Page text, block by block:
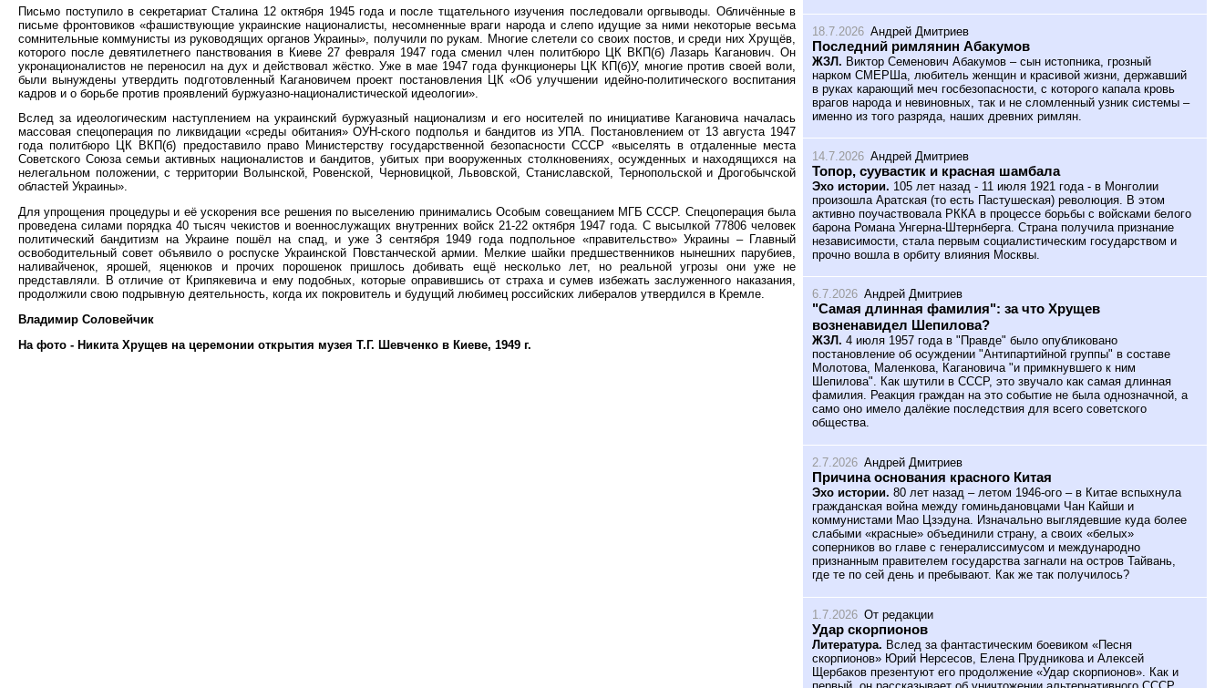
Письмо поступило в секретариат Сталина 12 октября 1945 года и после тщательного изучения последовали оргвыводы. Обличённые в
письме фронтовиков «фашиствующие украинские националисты, несомненные враги народа и слепо идущие за ними некоторые весьма
сомнительные коммунисты из руководящих органов Украины», получили по рукам. Многие слетели со своих постов, и среди них Хрущёв,
которого после девятилетнего панствования в Киеве 27 февраля 1947 года сменил член политбюро ЦК ВКП(б) Лазарь Каганович. Он
укронационалистов не переносил на дух и действовал жёстко. Уже в мае 1947 года функционеры ЦК КП(б)У, многие против своей воли,
были вынуждены утвердить подготовленный Кагановичем проект постановления ЦК «Об улучшении идейно-политического воспитания
кадров и о борьбе против проявлений буржуазно-националистической идеологии».
Вслед за идеологическим наступлением на украинский буржуазный национализм и его носителей по инициативе Кагановича началась
массовая спецоперация по ликвидации «среды обитания» ОУН-ского подполья и бандитов из УПА. Постановлением от 13 августа 1947
года политбюро ЦК ВКП(б) предоставило право Министерству государственной безопасности СССР «выселять в отдаленные места
Советского Союза семьи активных националистов и бандитов, убитых при вооруженных столкновениях, осужденных и находящихся на
нелегальном положении, с территории Волынской, Ровенской, Черновицкой, Львовской, Станиславской, Тернопольской и Дрогобычской
областей Украины».
Для упрощения процедуры и её ускорения все решения по выселению принимались Особым совещанием МГБ СССР. Спецоперация была
проведена силами порядка 40 тысяч чекистов и военнослужащих внутренних войск 21-22 октября 1947 года. С высылкой 77806 человек
политический бандитизм на Украине пошёл на спад, и уже 3 сентября 1949 года подпольное «правительство» Украины – Главный
освободительный совет объявило о роспуске Украинской Повстанческой армии. Мелкие шайки предшественников нынешних парубиев,
наливайченок, ярошей, яценюков и прочих порошенок пришлось добивать ещё несколько лет, но реальной угрозы они уже не
представляли. В отличие от Крипякевича и ему подобных, которые оправившись от страха и сумев избежать заслуженного наказания,
продолжили свою подрывную деятельность, когда их покровитель и будущий любимец российских либералов утвердился в Кремле.
Владимир Соловейчик
На фото - Никита Хрущев на церемонии открытия музея Т.Г. Шевченко в Киеве, 1949 г.
18.7.2026 Андрей Дмитриев
Последний римлянин Абакумов
ЖЗЛ. Виктор Семенович Абакумов – сын истопника, грозный
нарком СМЕРШа, любитель женщин и красивой жизни, державший
в руках карающий меч госбезопасности, с которого капала кровь
врагов народа и невиновных, так и не сломленный узник системы –
именно из того разряда, наших древних римлян.
14.7.2026 Андрей Дмитриев
Топор, суувастик и красная шамбала
Эхо истории. 105 лет назад - 11 июля 1921 года - в Монголии
произошла Аратская (то есть Пастушеская) революция. В этом
активно поучаствовала РККА в процессе борьбы с войсками белого
барона Романа Унгерна-Штернберга. Страна получила признание
независимости, стала первым социалистическим государством и
прочно вошла в орбиту влияния Москвы.
6.7.2026 Андрей Дмитриев
"Самая длинная фамилия": за что Хрущев
возненавидел Шепилова?
ЖЗЛ. 4 июля 1957 года в "Правде" было опубликовано
постановление об осуждении "Антипартийной группы" в составе
Молотова, Маленкова, Кагановича "и примкнувшего к ним
Шепилова". Как шутили в СССР, это звучало как самая длинная
фамилия. Реакция граждан на это событие не была однозначной, а
само оно имело далёкие последствия для всего советского
общества.
2.7.2026 Андрей Дмитриев
Причина основания красного Китая
Эхо истории. 80 лет назад – летом 1946-ого – в Китае вспыхнула
гражданская война между гоминьдановцами Чан Кайши и
коммунистами Мао Цзэдуна. Изначально выглядевшие куда более
слабыми «красные» объединили страну, а своих «белых»
соперников во главе с генералиссимусом и международно
признанным правителем государства загнали на остров Тайвань,
где те по сей день и пребывают. Как же так получилось?
1.7.2026 От редакции
Удар скорпионов
Литература. Вслед за фантастическим боевиком «Песня
скорпионов» Юрий Нерсесов, Елена Прудникова и Алексей
Щербаков презентуют его продолжение «Удар скорпионов». Как и